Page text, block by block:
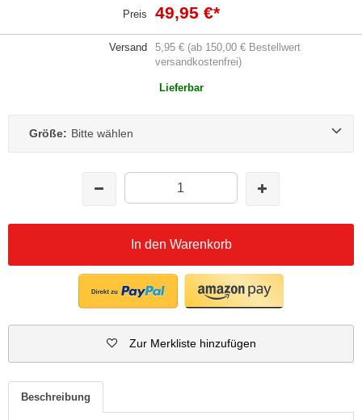
Preis 49,95 €*
Versand
5,95 € (ab 150,00 € Bestellwert
versandkostenfrei)
Lieferbar
Größe: Bitte wählen
In den Warenkorb
Zur Merkliste hinzufügen
Beschreibung